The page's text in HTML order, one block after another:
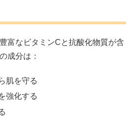
富なビタミンCと抗酸化物質が含
成分は：
肌を守る
強化する